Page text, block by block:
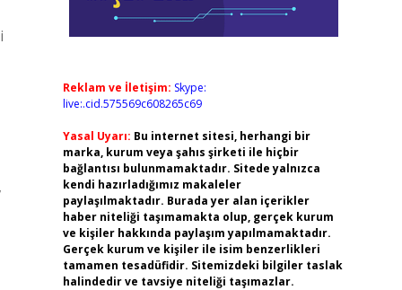
Reklam ve İletişim: Skype:
live:.cid.575569c608265c69
Yasal Uyarı: Bu internet sitesi, herhangi bir
marka, kurum veya şahıs şirketi ile hiçbir
bağlantısı bulunmamaktadır. Sitede yalnızca
kendi hazırladığımız makaleler
paylaşılmaktadır. Burada yer alan içerikler
haber niteliği taşımamakta olup, gerçek kurum
ve kişiler hakkında paylaşım yapılmamaktadır.
Gerçek kurum ve kişiler ile isim benzerlikleri
tamamen tesadüfidir. Sitemizdeki bilgiler taslak
halindedir ve tavsiye niteliği taşımazlar.